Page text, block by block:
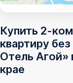
Купить 2-
квартиру
Отель Агой»
крае